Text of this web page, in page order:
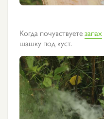
Когда почувствуетезапах
шашку под куст.